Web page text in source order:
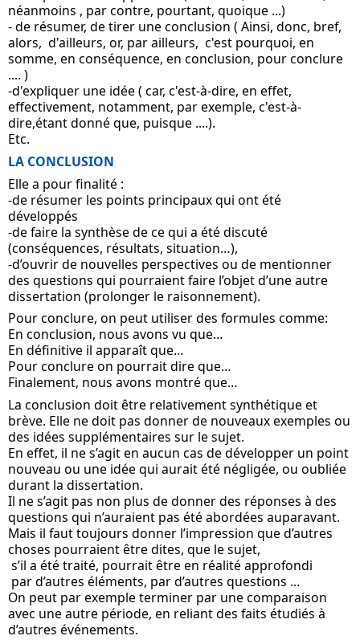
néanmoins , par contre, pourtant, quoique ...)
- de résumer, de tirer une conclusion ( Ainsi, donc, bref,
alors,  d'ailleurs, or, par ailleurs,  c'est pourquoi, en
somme, en conséquence, en conclusion, pour conclure
.... )
-d'expliquer une idée ( car, c'est-à-dire, en effet,
effectivement, notamment, par exemple, c'est-à-
dire,étant donné que, puisque ....).
Etc.
LA CONCLUSION
Elle a pour finalité :
-de résumer les points principaux qui ont été
développés
-de faire la synthèse de ce qui a été discuté
(conséquences, résultats, situation…),
-d’ouvrir de nouvelles perspectives ou de mentionner
des questions qui pourraient faire l’objet d’une autre
dissertation (prolonger le raisonnement).
Pour conclure, on peut utiliser des formules comme:
En conclusion, nous avons vu que…
En définitive il apparaît que…
Pour conclure on pourrait dire que…
Finalement, nous avons montré que…
La conclusion doit être relativement synthétique et
brève. Elle ne doit pas donner de nouveaux exemples ou
des idées supplémentaires sur le sujet.
En effet, il ne s’agit en aucun cas de développer un point
nouveau ou une idée qui aurait été négligée, ou oubliée
durant la dissertation.
Il ne s’agit pas non plus de donner des réponses à des
questions qui n’auraient pas été abordées auparavant.
Mais il faut toujours donner l’impression que d’autres
choses pourraient être dites, que le sujet,
s’il a été traité, pourrait être en réalité approfondi
par d’autres éléments, par d’autres questions ...
On peut par exemple terminer par une comparaison
avec une autre période, en reliant des faits étudiés à
d’autres événements.